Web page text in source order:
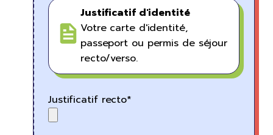
Justificatif d'identité
Votre carte d'identité,
passeport ou permis de séjour
recto/verso.
Justificatif recto*